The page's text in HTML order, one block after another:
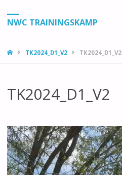
NWC TRAININGSKAMP
HOMETK2024_D1_V2 TK2024_D1_V2
TK2024_D1_V2
Videospeler